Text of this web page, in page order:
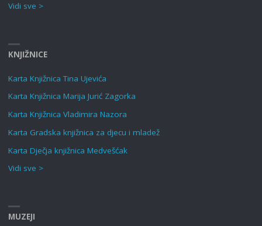
Vidi sve >
KNJIŽNICE
Karta Knjižnica Tina Ujevića
Karta Knjižnica Marija Jurić Zagorka
Karta Knjižnica Vladimira Nazora
Karta Gradska knjižnica za djecu i mladež
Karta Dječja knjižnica Medvešćak
Vidi sve >
MUZEJI